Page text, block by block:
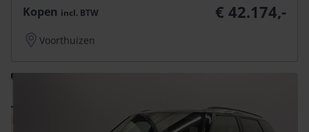
Kopen incl. BTW € 42.174,-
Voorthuizen